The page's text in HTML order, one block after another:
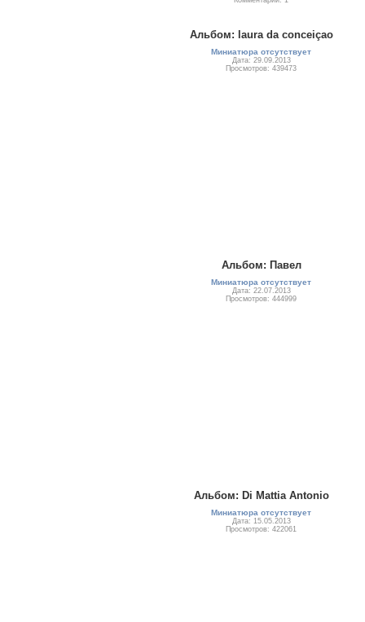
Альбом: laura da conceiçao
Миниатюра отсутствует
Дата: 29.09.2013
Просмотров: 439473
Альбом: Павел
Миниатюра отсутствует
Дата: 22.07.2013
Просмотров: 444999
Альбом: Di Mattia Antonio
Миниатюра отсутствует
Дата: 15.05.2013
Просмотров: 422061